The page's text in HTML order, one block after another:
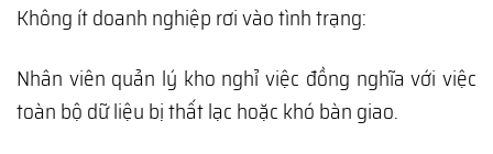
Không ít doanh nghiệp rơi vào tình trạng:
Nhân viên quản lý kho nghỉ việc đồng nghĩa với việc
toàn bộ dữ liệu bị thất lạc hoặc khó bàn giao.